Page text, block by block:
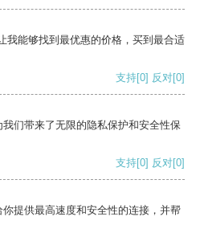
我能够找到最优惠的价格，买到最合适
支持[0] 反对[0]
们带来了无限的隐私保护和安全性保
支持[0] 反对[0]
提供最高速度和安全性的连接，并帮